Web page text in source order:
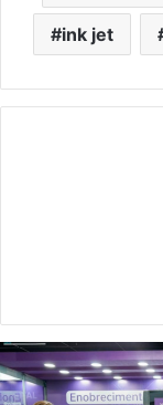
ink jet